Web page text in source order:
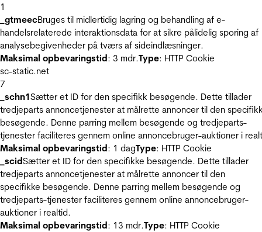
1
_gtmeecBruges til midlertidig lagring og behandling af e-
handelsrelaterede interaktionsdata for at sikre pålidelig sporing af
analysebegivenheder på tværs af sideindlæsninger.
Maksimal opbevaringstid: 3 mdr.Type: HTTP Cookie
sc-static.net
7
_schn1Sætter et ID for den specifikk besøgende. Dette tillader
tredjeparts annoncetjenester at målrette annoncer til den
besøgende. Denne parring mellem besøgende og tredjeparts-
tjenester faciliteres gennem online annoncebruger-auktioner i
Maksimal opbevaringstid: 1 dagType: HTTP Cookie
_scidSætter et ID for den specifikke besøgende. Dette tillader
tredjeparts annoncetjenester at målrette annoncer til den
specifikke besøgende. Denne parring mellem besøgende og
tredjeparts-tjenester faciliteres gennem online annoncebruger-
auktioner i realtid.
Maksimal opbevaringstid: 13 mdr.Type: HTTP Cookie